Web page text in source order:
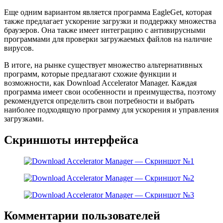
Еще одним вариантом является программа EagleGet, которая
также предлагает ускорение загрузки и поддержку множества
браузеров. Она также имеет интеграцию с антивирусными
программами для проверки загружаемых файлов на наличие
вирусов.
В итоге, на рынке существует множество альтернативных
программ, которые предлагают схожие функции и
возможности, как Download Accelerator Manager. Каждая
программа имеет свои особенности и преимущества, поэтому
рекомендуется определить свои потребности и выбрать
наиболее подходящую программу для ускорения и управления
загрузками.
Скриншоты интерфейса
Комментарии пользователей